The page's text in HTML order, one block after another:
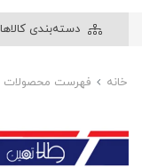
دسته‌بندی کالاها
خانه فهرست محصولات